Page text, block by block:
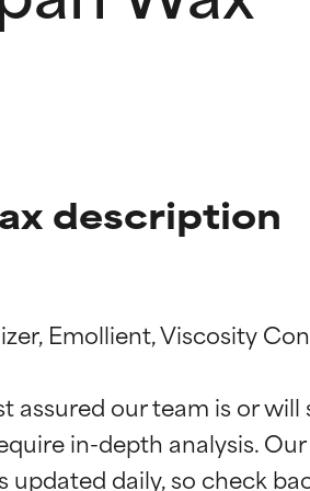
description
Emollient, Viscosity
assured our team is or
in-depth analysis.
van ingrediënten
van ingrediënten